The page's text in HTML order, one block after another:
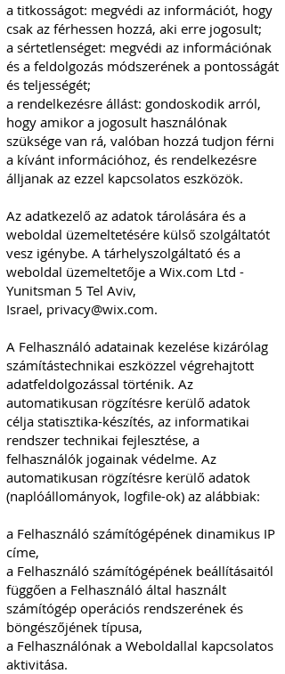
a titkosságot: megvédi az információt, hogy
csak az férhessen hozzá, aki erre jogosult;
a sértetlenséget: megvédi az információnak
és a feldolgozás módszerének a pontosságát
és teljességét;
a rendelkezésre állást: gondoskodik arról,
hogy amikor a jogosult használónak
szüksége van rá, valóban hozzá tudjon férni
a kívánt információhoz, és rendelkezésre
álljanak az ezzel kapcsolatos eszközök.
Az adatkezelő az adatok tárolására és a
weboldal üzemeltetésére külső szolgáltatót
vesz igénybe. A tárhelyszolgáltató és a
weboldal üzemeltetője a Wix.com Ltd -
Yunitsman 5 Tel Aviv,
Israel, privacy@wix.com.
A Felhasználó adatainak kezelése kizárólag
számítástechnikai eszközzel végrehajtott
adatfeldolgozással történik. Az
automatikusan rögzítésre kerülő adatok
célja statisztika-készítés, az informatikai
rendszer technikai fejlesztése, a
felhasználók jogainak védelme. Az
automatikusan rögzítésre kerülő adatok
(naplóállományok, logfile-ok) az alábbiak:
a Felhasználó számítógépének dinamikus IP
címe,
a Felhasználó számítógépének beállításaitól
függően a Felhasználó által használt
számítógép operációs rendszerének és
böngészőjének típusa,
a Felhasználónak a Weboldallal kapcsolatos
aktivitása.